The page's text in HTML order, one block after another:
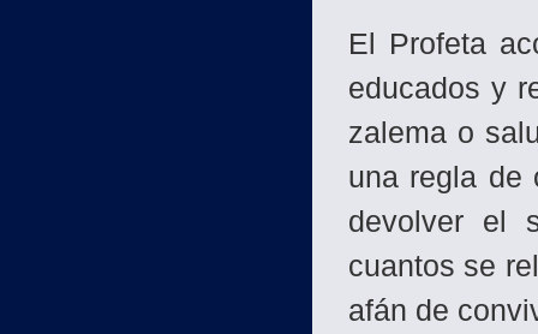
El Profeta
educados y
zalema o
una regla de
devolver el
cuantos se
afán de